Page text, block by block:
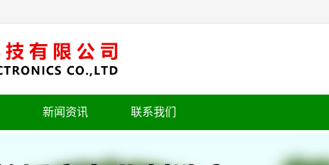
新闻资讯 联系我们